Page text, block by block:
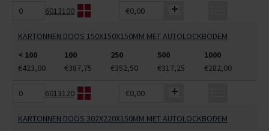
6013100 €0,00
KARTONNEN DOOS 150X150X150MM MET AUTOLOCKBODEM
< 100
100 250 500
1000
€423,00
€387,75 €352,50 €317,25 €282,00
6013120 €0,00
KARTONNEN DOOS 302X220X150MM MET AUTOLOCKBODEM